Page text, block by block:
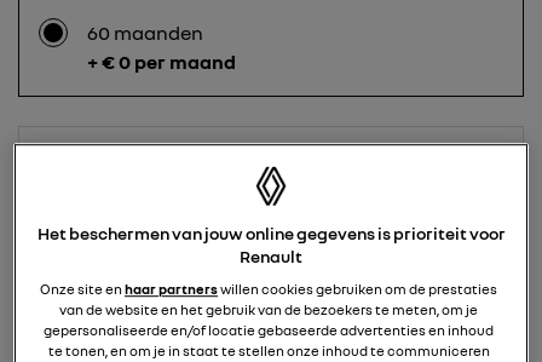
60 maanden
+ € 0 per maand
36 maanden
+ € 55 per maand
Het beschermen van jouw online gegevens is prioriteit voor
Renault
Onze site enhaar partnerswillen cookies gebruiken om de prestaties
van de website en het gebruik van de bezoekers te meten, om je
gepersonaliseerde en/of locatie gebaseerde advertenties en inhoud
te tonen, en om je in staat te stellen onze inhoud te communiceren